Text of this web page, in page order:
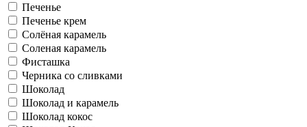
Печенье
Печенье крем
Солёная карамель
Соленая карамель
Фисташка
Черника со сливками
Шоколад
Шоколад и карамель
Шоколад кокос